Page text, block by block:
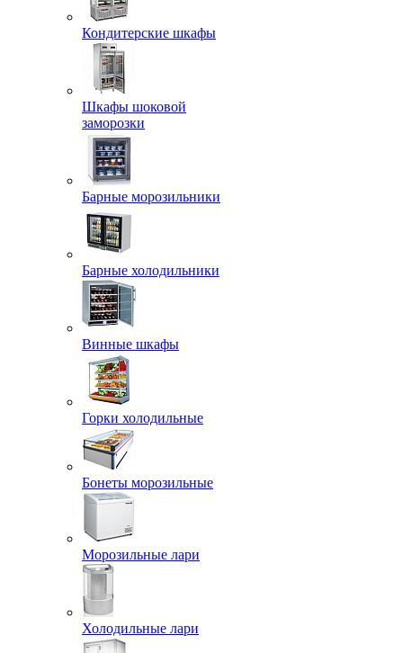
Кондитерские шкафы
Шкафы шоковой
заморозки
Барные морозильники
Барные холодильники
Винные шкафы
Горки холодильные
Бонеты морозильные
Морозильные лари
Холодильные лари